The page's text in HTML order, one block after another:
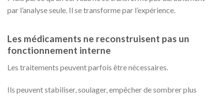
par l’analyse seule. Il se transforme par l’expérience.
Les médicaments ne reconstruisent pas un
fonctionnement interne
Les traitements peuvent parfois être nécessaires.
Ils peuvent stabiliser, soulager, empêcher de sombrer plus